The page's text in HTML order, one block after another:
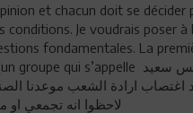
et chacun doit se décider
Je voudrais poser
fondamentales. La
لاحظوا انه تجمعي او